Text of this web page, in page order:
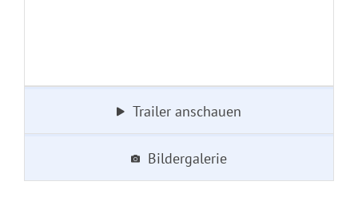
Trailer anschauen
Bildergalerie